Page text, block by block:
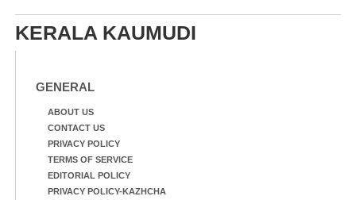
KERALA KAUMUDI
GENERAL
ABOUT US
CONTACT US
PRIVACY POLICY
TERMS OF SERVICE
EDITORIAL POLICY
PRIVACY POLICY-KAZHCHA